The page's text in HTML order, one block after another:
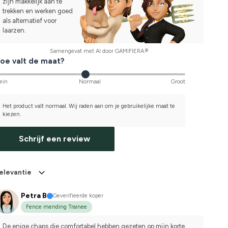
trekken en werken goed
als alternatief voor
laarzen.
Samengevat met AI door GAMIFIERA.®
valt de maat?
Normaal Groot
Het product valt normaal. Wij raden aan om je gebruikelijke maat te
kiezen.
Schrijf een review
Petra B
Geverifieerde koper
Fence mending Trainee
De enige chaps die comfortabel hebben gezeten op mijn korte,